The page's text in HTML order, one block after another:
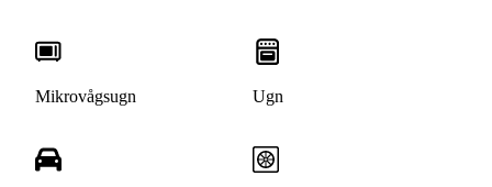
Mikrovågsugn Ugn